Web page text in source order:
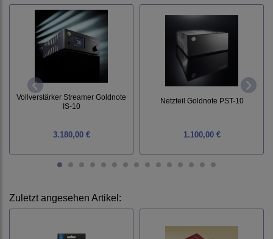
Vollverstärker Streamer Goldnote
IS-10
3.180,00 €
Netzteil Goldnote PST-10
1.100,00 €
Zuletzt angesehen Artikel: